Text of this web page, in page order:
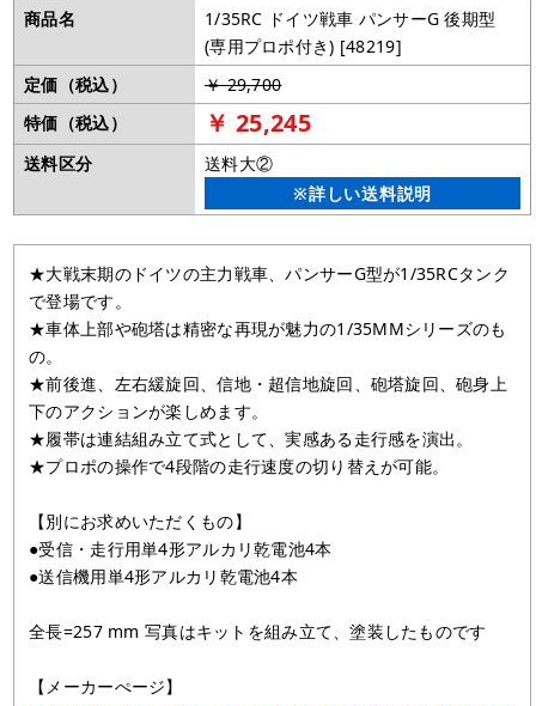
商品名
1/35RC ドイツ戦車 パンサーG 後期型
(専用プロポ付き) [48219]
定価（税込）
￥ 29,700
特価（税込）
￥ 25,245
送料区分
送料大②
※詳しい送料説明
★大戦末期のドイツの主力戦車、パンサーG型が1/35RCタンク
で登場です。
★車体上部や砲塔は精密な再現が魅力の1/35MMシリーズのも
の。
★前後進、左右緩旋回、信地・超信地旋回、砲塔旋回、砲身上
下のアクションが楽しめます。
★履帯は連結組み立て式として、実感ある走行感を演出。
★プロポの操作で4段階の走行速度の切り替えが可能。
【別にお求めいただくもの】
●受信・走行用単4形アルカリ乾電池4本
●送信機用単4形アルカリ乾電池4本
全長=257 mm 写真はキットを組み立て、塗装したものです
【メーカーぺージ】